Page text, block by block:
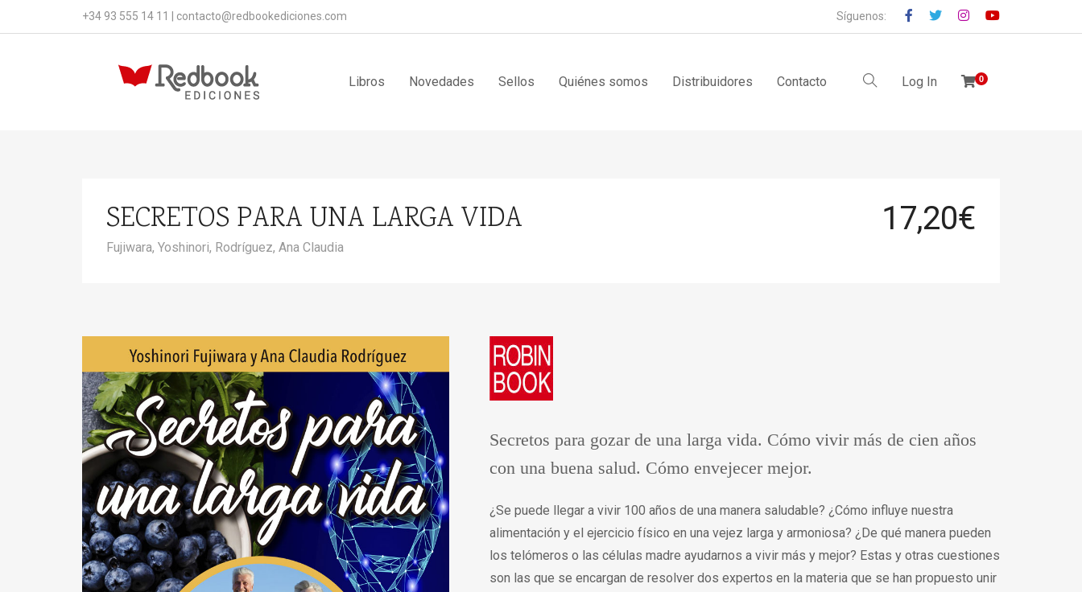
+34 93 555 14 11 contacto@redbookediciones.com Síguenos:
Libros Novedades Sellos Quiénes somos Distribuidores Contacto Log In 0
SECRETOS PARA UNA LARGA VIDA
Fujiwara, Yoshinori, Rodríguez, Ana Claudia
17,20€
Secretos para gozar de una larga vida. Cómo vivir más de cien años
con una buena salud. Cómo envejecer mejor.
¿Se puede llegar a vivir 100 años de una manera saludable? ¿Cómo influye nuestra
alimentación y el ejercicio físico en una vejez larga y armoniosa? ¿De qué manera pueden
los telómeros o las células madre ayudarnos a vivir más y mejor? Estas y otras cuestiones
son las que se encargan de resolver dos expertos en la materia que se han propuesto unir